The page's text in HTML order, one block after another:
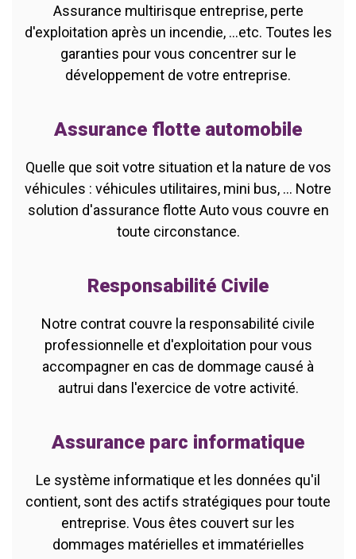
Assurance multirisque entreprise, perte
d'exploitation après un incendie, ...etc. Toutes les
garanties pour vous concentrer sur le
développement de votre entreprise.
Assurance flotte automobile
Quelle que soit votre situation et la nature de vos
véhicules : véhicules utilitaires, mini bus, ... Notre
solution d'assurance flotte Auto vous couvre en
toute circonstance.
Responsabilité Civile
Notre contrat couvre la responsabilité civile
professionnelle et d'exploitation pour vous
accompagner en cas de dommage causé à
autrui dans l'exercice de votre activité.
Assurance parc informatique
Le système informatique et les données qu'il
contient, sont des actifs stratégiques pour toute
entreprise. Vous êtes couvert sur les
dommages matérielles et immatérielles